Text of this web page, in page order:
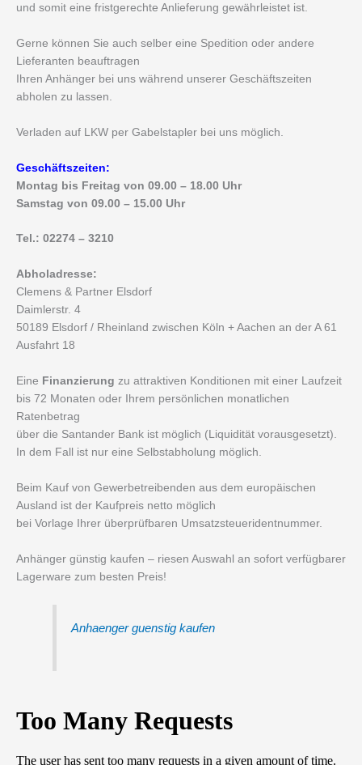
und somit eine fristgerechte Anlieferung gewährleistet ist.
Gerne können Sie auch selber eine Spedition oder andere
Lieferanten beauftragen
Ihren Anhänger bei uns während unserer Geschäftszeiten
abholen zu lassen.
Verladen auf LKW per Gabelstapler bei uns möglich.
Geschäftszeiten:
Montag bis Freitag von 09.00 – 18.00 Uhr
Samstag von 09.00 – 15.00 Uhr
Tel.: 02274 – 3210
Abholadresse:
Clemens & Partner Elsdorf
Daimlerstr. 4
50189 Elsdorf / Rheinland zwischen Köln + Aachen an der A 61
Ausfahrt 18
Eine Finanzierung zu attraktiven Konditionen mit einer Laufzeit
bis 72 Monaten oder Ihrem persönlichen monatlichen
Ratenbetrag
über die Santander Bank ist möglich (Liquidität vorausgesetzt).
In dem Fall ist nur eine Selbstabholung möglich.
Beim Kauf von Gewerbetreibenden aus dem europäischen
Ausland ist der Kaufpreis netto möglich
bei Vorlage Ihrer überprüfbaren Umsatzsteueridentnummer.
Anhänger günstig kaufen – riesen Auswahl an sofort verfügbarer
Lagerware zum besten Preis!
Anhaenger guenstig kaufen